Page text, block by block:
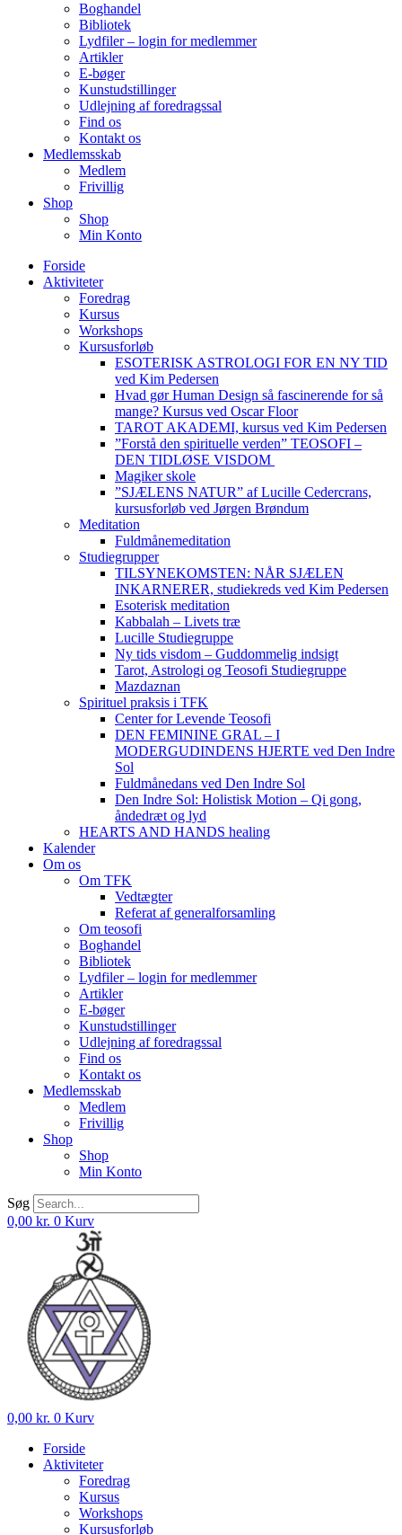
Boghandel
Bibliotek
Lydfiler – login for medlemmer
Artikler
E-bøger
Kunstudstillinger
Udlejning af foredragssal
Find os
Kontakt os
Medlemsskab
Medlem
Frivillig
Shop
Shop
Min Konto
Forside
Aktiviteter
Foredrag
Kursus
Workshops
Kursusforløb
ESOTERISK ASTROLOGI FOR EN NY TID
ved Kim Pedersen
Hvad gør Human Design så fascinerende for så
mange? Kursus ved Oscar Floor
TAROT AKADEMI, kursus ved Kim Pedersen
”Forstå den spirituelle verden” TEOSOFI –
DEN TIDLØSE VISDOM
Magiker skole
”SJÆLENS NATUR” af Lucille Cedercrans,
kursusforløb ved Jørgen Brøndum
Meditation
Fuldmånemeditation
Studiegrupper
TILSYNEKOMSTEN: NÅR SJÆLEN
INKARNERER, studiekreds ved Kim Pedersen
Esoterisk meditation
Kabbalah – Livets træ
Lucille Studiegruppe
Ny tids visdom – Guddommelig indsigt
Tarot, Astrologi og Teosofi Studiegruppe
Mazdaznan
Spirituel praksis i TFK
Center for Levende Teosofi
DEN FEMININE GRAL – I
MODERGUDINDENS HJERTE ved Den Indre
Sol
Fuldmånedans ved Den Indre Sol
Den Indre Sol: Holistisk Motion – Qi gong,
åndedræt og lyd
HEARTS AND HANDS healing
Kalender
Om os
Om TFK
Vedtægter
Referat af generalforsamling
Om teosofi
Boghandel
Bibliotek
Lydfiler – login for medlemmer
Artikler
E-bøger
Kunstudstillinger
Udlejning af foredragssal
Find os
Kontakt os
Medlemsskab
Medlem
Frivillig
Shop
Shop
Min Konto
Søg
0,00 kr. 0 Kurv
0,00 kr. 0 Kurv
Forside
Aktiviteter
Foredrag
Kursus
Workshops
Kursusforløb